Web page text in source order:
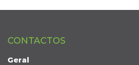
CONTACTOS
Geral